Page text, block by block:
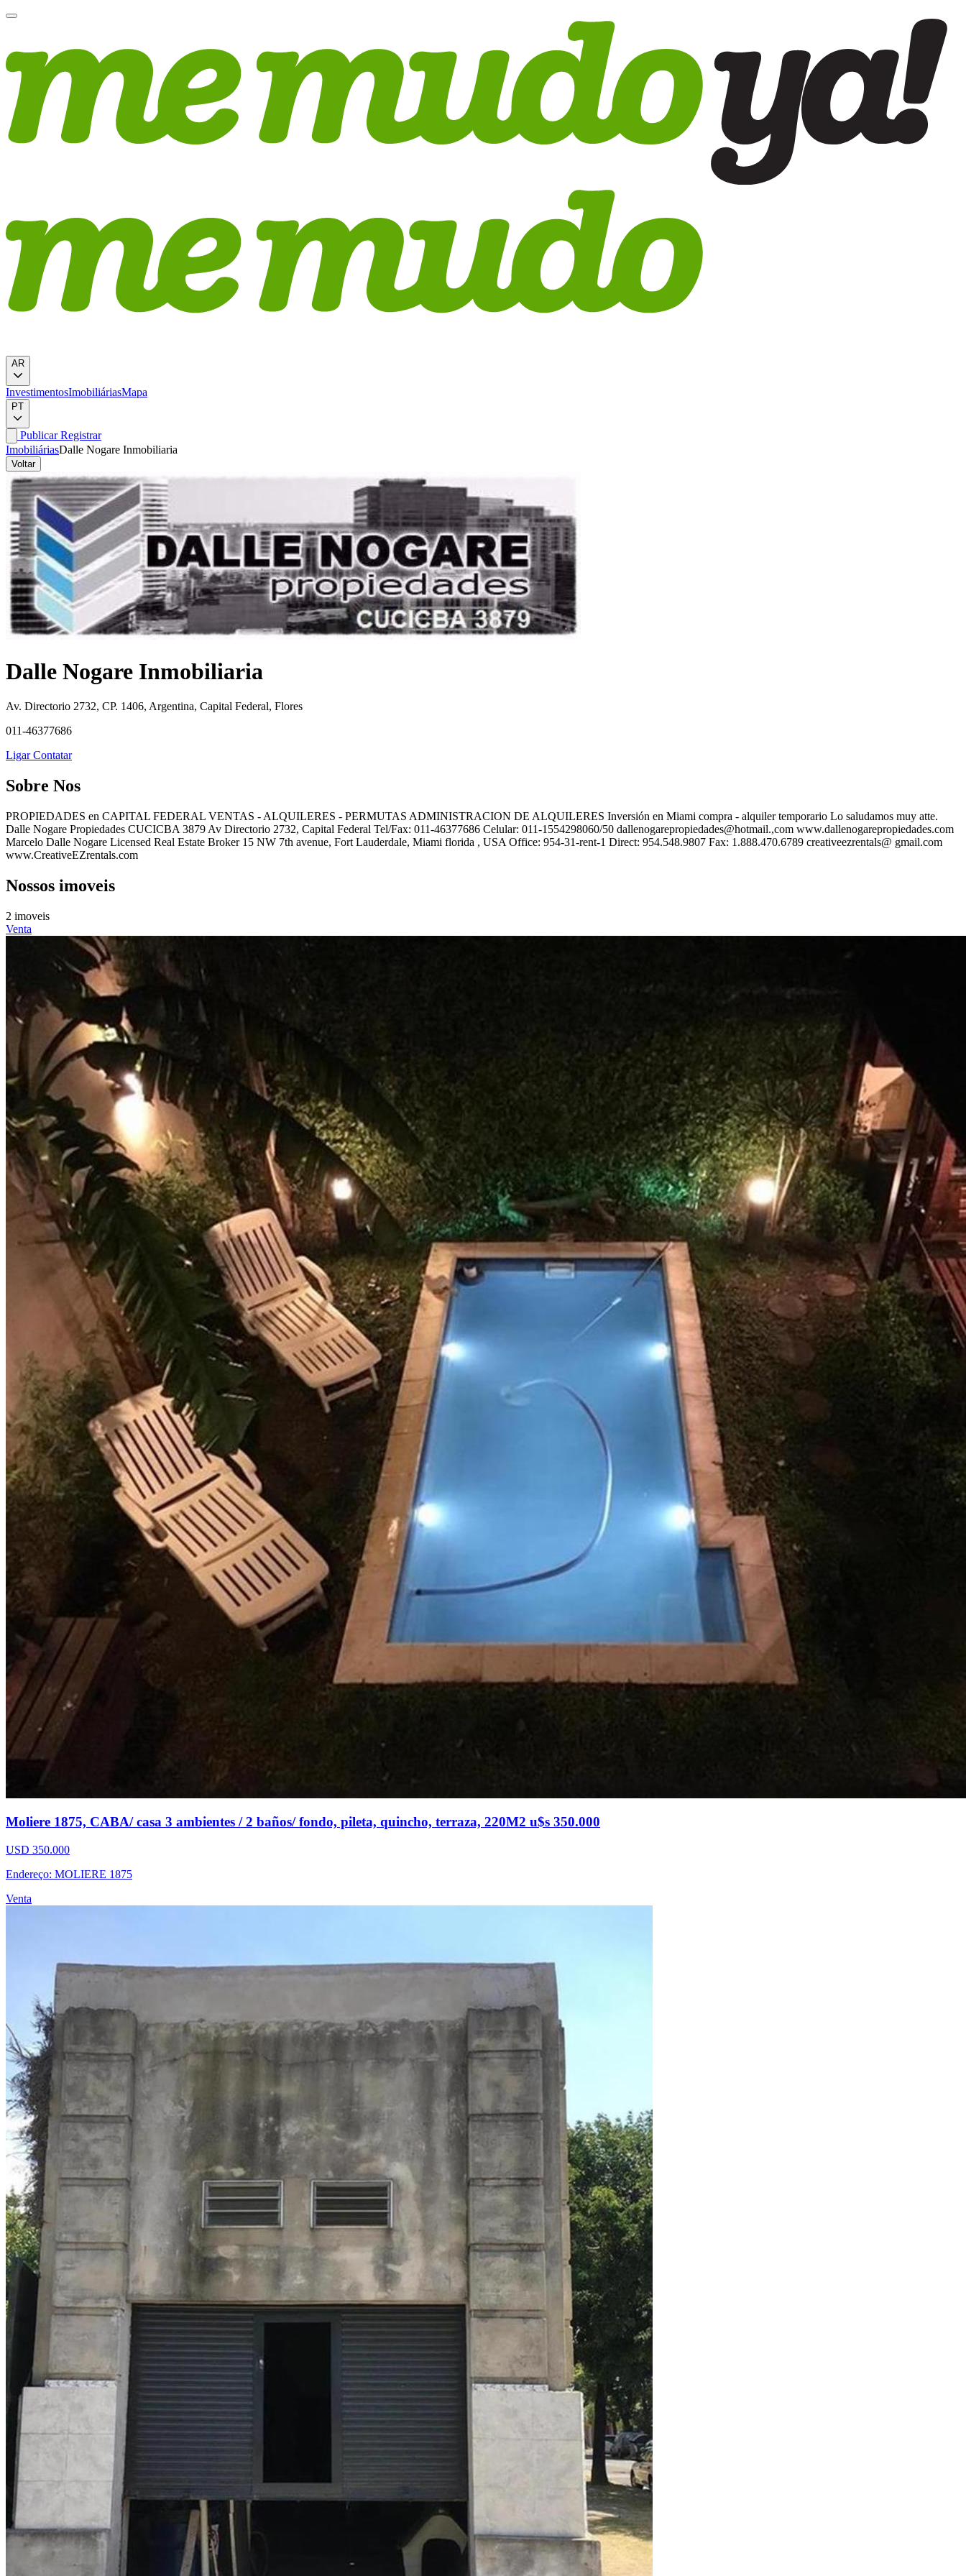
AR
InvestimentosImobiliáriasMapa
PT
PublicarRegistrar
ImobiliáriasDalle Nogare Inmobiliaria
Voltar
Dalle Nogare Inmobiliaria
Av. Directorio 2732, CP. 1406, Argentina, Capital Federal, Flores
011-46377686
LigarContatar
Sobre Nos
PROPIEDADES en CAPITAL FEDERAL VENTAS - ALQUILERES - PERMUTAS ADMINISTRACION DE ALQUILERES Inversión en Miami compra - alquiler temporario Lo saludamos muy atte.
Dalle Nogare Propiedades CUCICBA 3879 Av Directorio 2732, Capital Federal Tel/Fax: 011-46377686 Celular: 011-1554298060/50 dallenogarepropiedades@hotmail.,com www.dallenogarepropiedades.com
Marcelo Dalle Nogare Licensed Real Estate Broker 15 NW 7th avenue, Fort Lauderdale, Miami florida , USA Office: 954-31-rent-1 Direct: 954.548.9807 Fax: 1.888.470.6789 creativeezrentals@ gmail.com
www.CreativeEZrentals.com
Nossos imoveis
2 imoveis
Venta
Moliere 1875, CABA/ casa 3 ambientes / 2 baños/ fondo, pileta, quincho, terraza, 220M2 u$s 350.000
USD 350.000
Endereço: MOLIERE 1875
Venta